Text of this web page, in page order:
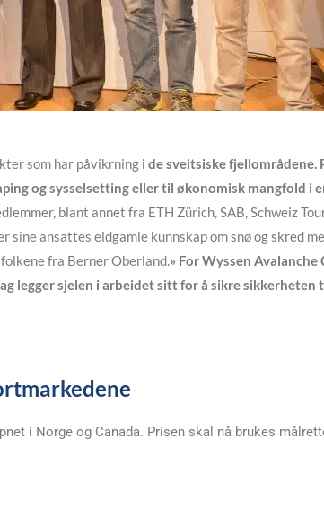
som har påvikrning i de sveitsiske
og sysselsetting eller til økonomisk mangfold i
blant annet fra ETH Zürich, SAB, Schweiz
ansattes eldgamle kunnskap om snø og skred
fra Berner Oberland.» For Wyssen Avalanche
legger sjelen i arbeidet sitt for å sikre sikkerheten
i Norge og Canada. Prisen skal nå brukes